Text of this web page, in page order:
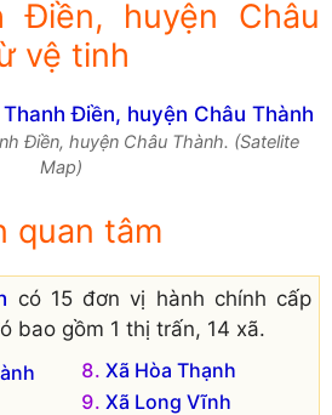
Điền, huyện Châu
vệ tinh
Điền, huyện Châu Thành. (Satelite
Map)
quan tâm
có 15 đơn vị hành chính cấp
bao gồm 1 thị trấn, 14 xã.
Xã Hòa Thạnh
Xã Long Vĩnh